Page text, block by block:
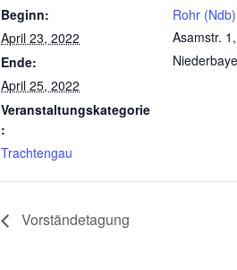
Beginn:
April 23, 2022
Ende:
April 25, 2022
Veranstaltungskategorie
:
Trachtengau
Rohr (Ndb)
Asamstr.
Vorständetagung